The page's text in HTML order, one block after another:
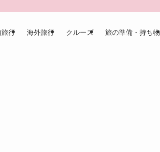
行 海外旅行 クルーズ 旅の準備・持ち物